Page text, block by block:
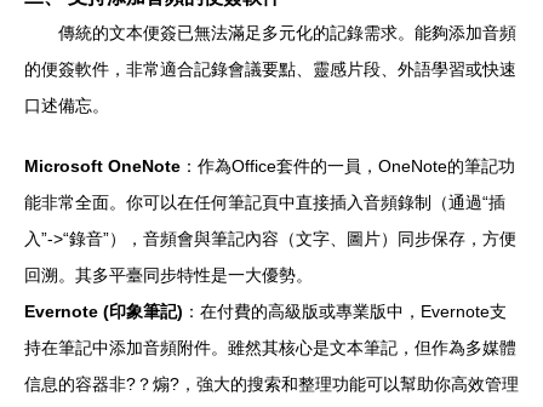
傳統的文本便簽已無法滿足多元化的記錄需求。能夠添加音頻
的便簽軟件，非常適合記錄會議要點、靈感片段、外語學習或快速
口述備忘。
Microsoft OneNote ：作為Office套件的一員，OneNote的筆記功
能非常全面。你可以在任何筆記頁中直接插入音頻錄制（通過“插
入”->“錄音”），音頻會與筆記內容（文字、圖片）同步保存，方便
回溯。其多平臺同步特性是一大優勢。
Evernote (印象筆記) ：在付費的高級版或專業版中，Evernote支
持在筆記中添加音頻附件。雖然其核心是文本筆記，但作為多媒體
信息的容器非?？煽?，強大的搜索和整理功能可以幫助你高效管理